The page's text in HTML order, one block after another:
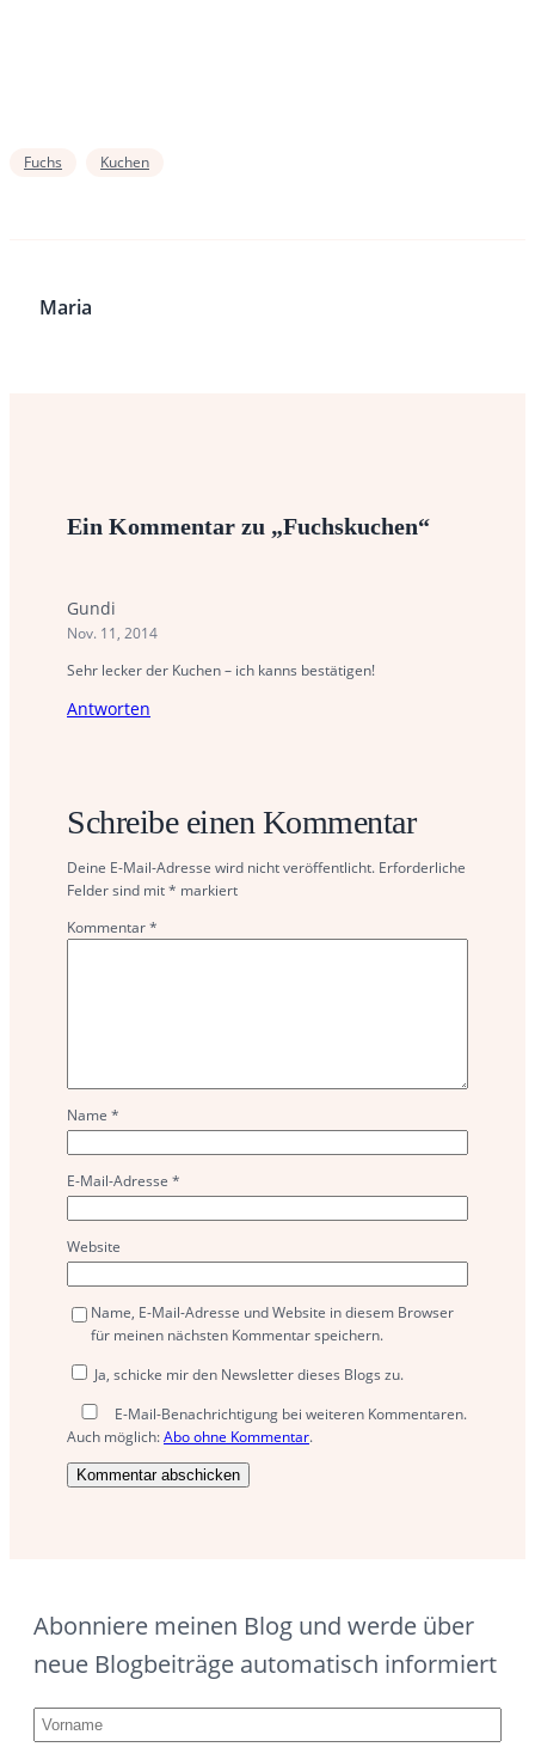
Fuchs Kuchen
Maria
Ein Kommentar zu „Fuchskuchen“
Gundi
Nov. 11, 2014
Sehr lecker der Kuchen – ich kanns bestätigen!
Antworten
Schreibe einen Kommentar
Deine E-Mail-Adresse wird nicht veröffentlicht. Erforderliche
Felder sind mit* markiert
Kommentar*
Name *
E-Mail-Adresse *
Website
Name, E-Mail-Adresse und Website in diesem Browser
für meinen nächsten Kommentar speichern.
Ja, schicke mir den Newsletter dieses Blogs zu.
E-Mail-Benachrichtigung bei weiteren Kommentaren.
Auch möglich:Abo ohne Kommentar.
Abonniere meinen Blog und werde über
neue Blogbeiträge automatisch informiert